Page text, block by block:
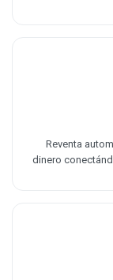
Reventa
dinero